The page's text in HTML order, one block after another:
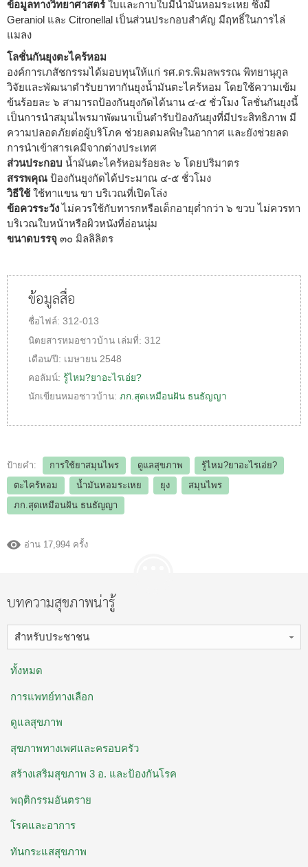
ข้อมูลทางวิทยาศาสตร์ใบและกาบใบมีน้ำมันหอมระเหย ซึ่งมี
Geraniol และ Citronellal เป็นส่วนประกอบสำคัญ มีฤทธิ์ในการไล่
แมลง
โลชั่นกันยุงตะไคร้หอม
องค์การเภสัชกรรมได้มอบทุนให้แก่ รศ.ดร.พิมลพรรณ พิทยานุกูล
วิจัยและพัฒนาตำรับยาทากันยุงน้ำมันตะไคร้หอม โดยใช้ความเข้ม
ข้นร้อยละ ๖ สามารถป้องกันยุงกัดได้นาน ๔-๕ ชั่วโมง โลชั่นกันยุงนี้
เป็นการนำสมุนไพรมาพัฒนาเป็นตำรับป้องกันยุงที่มีประสิทธิภาพ มี
ความปลอดภัยต่อผู้บริโภค ช่วยลดมลพิษในอากาศ และยังช่วยลด
การนำเข้าสารเคมีจากต่างประเทศ
ส่วนประกอบ น้ำมันตะไคร้หอมร้อยละ ๖ โดยปริมาตร
สรรพคุณ ป้องกันยุงกัดได้ประมาณ ๔-๕ ชั่วโมง
วิธีใช้ใช้ทาแขน ขา บริเวณที่เปิดโล่ง
ข้อควรระวังไม่ควรใช้กับทารกหรือเด็กอายุต่ำกว่า ๖ ขวบ ไม่ควรทา
บริเวณใบหน้าหรือผิวหนังที่อ่อนนุ่ม
ขนาดบรรจุ ๓๐ มิลลิลิตร
ข้อมูลสื่อ
ชื่อไฟล์: 312-013
นิตยสารหมอชาวบ้าน เล่มที่: 312
เดือน/ปี: เมษายน 2548
คอลัมน์: รู้ไหม?ยาอะไรเอ่ย?
นักเขียนหมอชาวบ้าน: ภก.สุดเหมือนฝัน ธนธัญญา
ป้ายคำ: การใช้ยาสมุนไพร ดูแลสุขภาพ
รู้ไหม?ยาอะไรเอ่ย?
ตะไคร้หอม
น้ำมันหอมระเหย ยุง
สมุนไพร
ภก.สุดเหมือนฝัน ธนธัญญา
อ่าน 17,994 ครั้ง
บทความสุขภาพน่ารู้
สำหรับประชาชน
ทั้งหมด
การแพทย์ทางเลือก
ดูแลสุขภาพ
สุขภาพทางเพศและครอบครัว
สร้างเสริมสุขภาพ 3 อ. ​และป้องกันโรค
พฤติกรรมอันตราย
โรคและอาการ
ทันกระแสสุขภาพ